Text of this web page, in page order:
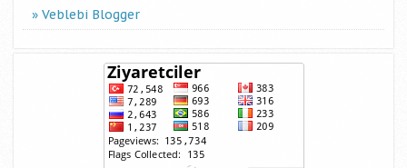
Veblebi Blogger